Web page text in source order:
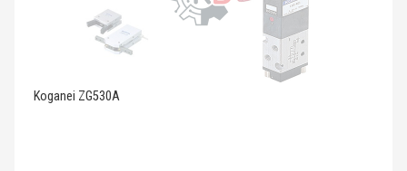
Koganei ZG530A